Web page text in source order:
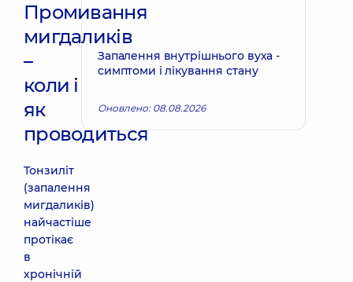
Промивання
мигдаликів
–
коли і
як
проводиться
Тонзиліт
(запалення
мигдаликів)
найчастіше
протікає
в
хронічній
Запалення внутрішнього вуха -
симптоми і лікування стану
Оновлено: 08.08.2026